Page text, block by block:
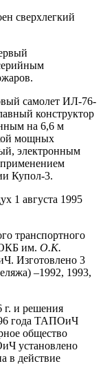
сверхлегкий
самолет ИЛ-76-
конструктор
на 6,6 м
мощных
электронным
применением
Купол-3.
1 августа 1995
транспортного
им. О.К.
Изготовлено 3
–1992, 1993,
и решения
года ТАПОиЧ
общество
установлено
в действие